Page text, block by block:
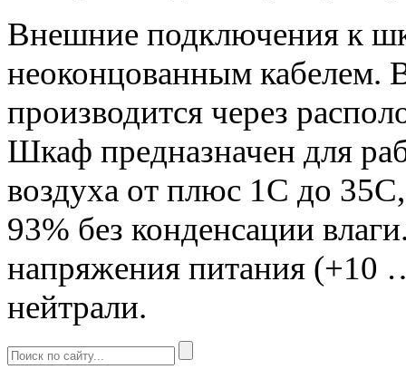
Внешние подключения к
неоконцованным кабелем.
производится через
Шкаф предназначен для
воздуха от плюс 1С до
93% без конденсации
напряжения питания (+10
нейтрали.